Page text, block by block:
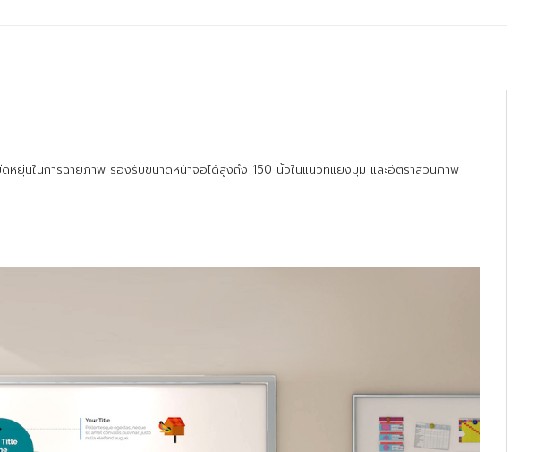
หยุ่นในการฉายภาพ รองรับขนาดหน้าจอได้สูงถึง 150 นิ้วในแนวทแยงมุม และอัตราส่วนภาพ